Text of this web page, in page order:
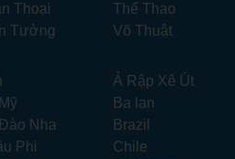
Thoại
Thể Thao
Tưởng Võ Thuật
Ả Rập Xê Út
Ba lan
Nha
Brazil
Phi
Chile